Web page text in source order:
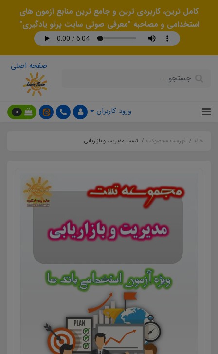
کامل ترین، کاربردی ترین و جامع ترین منابع آزمون های
استخدامی و مصاحبه "معرفی صوتی سایت پرتو یادگیری"
صفحه اصلی
ورود کاربران 0
خانه فهرست محصولات تست مدیریت و بازاریابی